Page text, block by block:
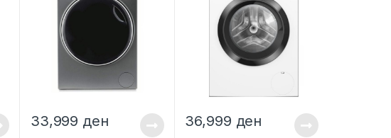
33,999 ден 36,999 ден